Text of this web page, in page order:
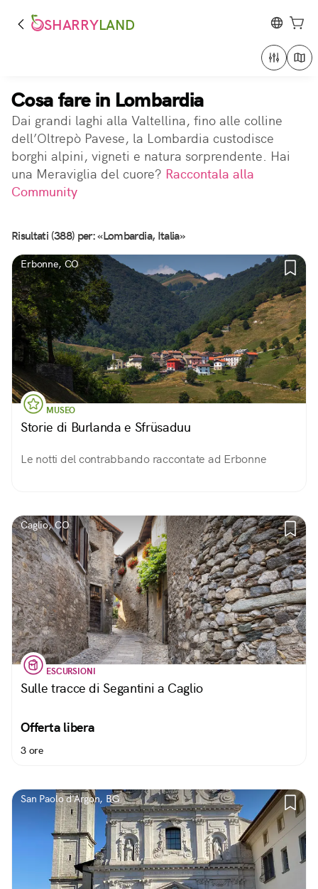
SHARRYLAND
Cosa fare in Lombardia
Dai grandi laghi alla Valtellina, fino alle colline
dell’Oltrepò Pavese, la Lombardia custodisce
borghi alpini, vigneti e natura sorprendente. Hai
una Meraviglia del cuore? Raccontala alla
Community
Risultati (388) per: «Lombardia, Italia»
Erbonne, CO
MUSEO
Storie di Burlanda e Sfrüsaduu
Le notti del contrabbando raccontate ad Erbonne
Caglio, CO
ESCURSIONI
Sulle tracce di Segantini a Caglio
Offerta libera
3 ore
San Paolo d'Argon, BG